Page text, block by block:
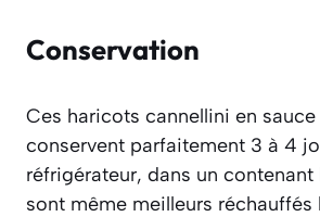
Conservation
Ces haricots cannellini en
conservent parfaitement 3 à 4
réfrigérateur, dans un contenant
sont même meilleurs réchauffés